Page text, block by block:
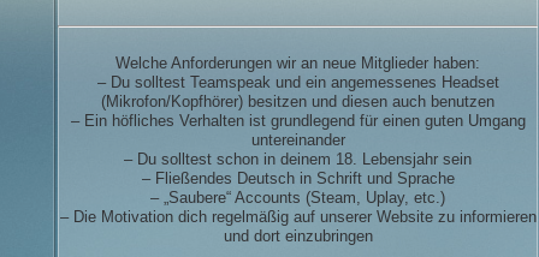
Welche Anforderungen wir an neue Mitglieder haben:
– Du solltest Teamspeak und ein angemessenes Headset
(Mikrofon/Kopfhörer) besitzen und diesen auch benutzen
– Ein höfliches Verhalten ist grundlegend für einen guten Umgang
untereinander
– Du solltest schon in deinem 18. Lebensjahr sein
– Fließendes Deutsch in Schrift und Sprache
– „Saubere“ Accounts (Steam, Uplay, etc.)
– Die Motivation dich regelmäßig auf unserer Website zu informieren
und dort einzubringen